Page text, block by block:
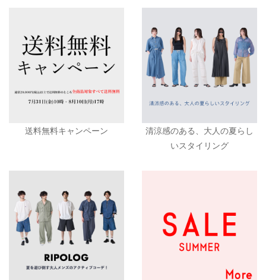
送料無料キャンペーン
清涼感のある、大人の夏らし
いスタイリング